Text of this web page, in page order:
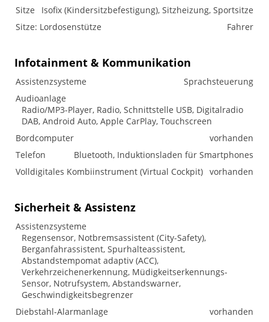
Sitze
Isofix (Kindersitzbefestigung), Sitzheizung, Sportsitze
Sitze: Lordosenstütze
Fahrer
Infotainment & Kommunikation
Assistenzsysteme
Sprachsteuerung
Audioanlage
Radio/MP3-Player, Radio, Schnittstelle USB, Digitalradio
DAB, Android Auto, Apple CarPlay, Touchscreen
Bordcomputer
vorhanden
Telefon
Bluetooth, Induktionsladen für Smartphones
Volldigitales Kombiinstrument (Virtual Cockpit) vorhanden
Sicherheit & Assistenz
Assistenzsysteme
Regensensor, Notbremsassistent (City-Safety),
Berganfahrassistent, Spurhalteassistent,
Abstandstempomat adaptiv (ACC),
Verkehrzeichenerkennung, Müdigkeitserkennungs-
Sensor, Notrufsystem, Abstandswarner,
Geschwindigkeitsbegrenzer
Diebstahl-Alarmanlage
vorhanden